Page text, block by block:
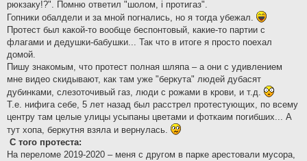
рюкзаку!?". Помню ответил "шолом, i протигаз".
Гопники обалдели и за мной погнались, но я тогда убежал.
Протест был какой-то вообще беспонтовый, какие-то партии с
флагами и дедушки-бабушки... Так что в итоге я просто поехал
домой.
Пишу знакомым, что протест полная шляпа – а они с удивлением
мне видео скидывают, как там уже "беркута" людей дубасят
дубинками, слезоточивый газ, люди с рожами в крови, и т.д.
Т.е. нифига себе, 5 лет назад был расстрел протестующих, по всему
центру там целые улицы усыпаны цветами и фоткаим погибших... А
тут хопа, беркутня взяла и вернулась.
С того протеста:
На переломе 2019-2020 – меня с другом в парке арестовали мусора,